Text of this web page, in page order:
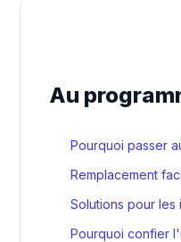
Au
Pourquoi passer
Remplacement
Solutions pour
Pourquoi confier